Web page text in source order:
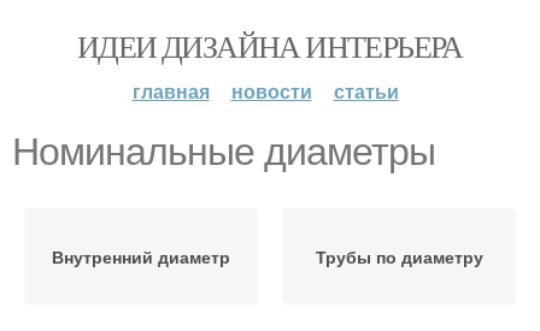
ИДЕИ ДИЗАЙНА ИНТЕРЬЕРА
главная новости статьи
Номинальные диаметры
Внутренний диаметр Трубы по диаметру